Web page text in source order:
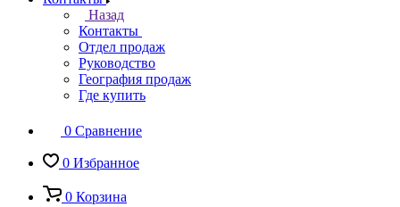
Назад
Контакты
Отдел продаж
Руководство
География продаж
Где купить
0 Сравнение
0 Избранное
0 Корзина